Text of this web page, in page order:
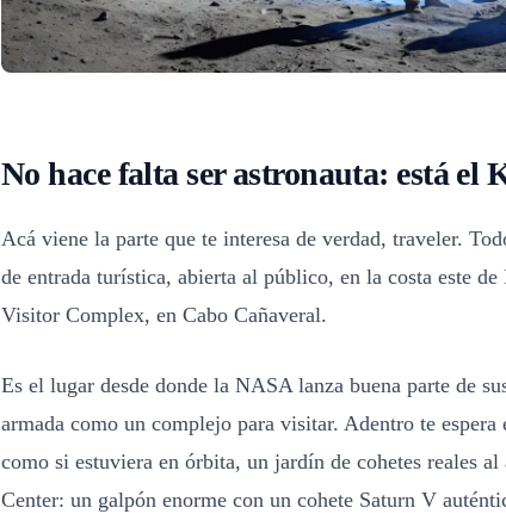
No hace falta ser astronauta: está el
Acá viene la parte que te interesa de verdad, traveler.
de entrada turística, abierta al público, en la costa este
Visitor Complex, en Cabo Cañaveral.
Es el lugar desde donde la NASA lanza buena parte de
armada como un complejo para visitar. Adentro te
como si estuviera en órbita, un jardín de cohetes reales
Center: un galpón enorme con un cohete Saturn V